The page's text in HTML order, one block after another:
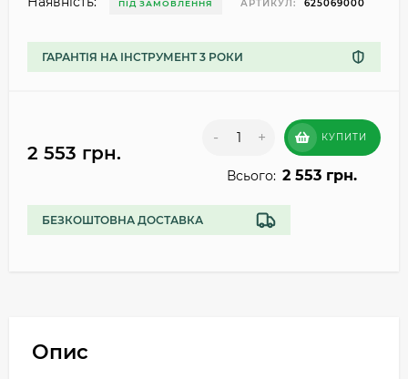
ПІД ЗАМОВЛЕННЯ АРТИКУЛ: 625069000
ГАРАНТІЯ НА ІНСТРУМЕНТ 3 РОКИ
2 553 грн.
- + КУПИТИ
Всього: 2 553 грн.
БЕЗКОШТОВНА ДОСТАВКА
Опис